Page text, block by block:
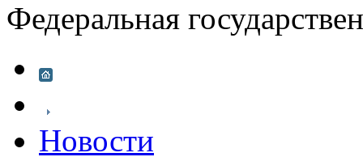
Федеральная
Новости